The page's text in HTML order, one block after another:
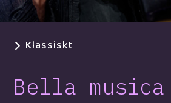
Klassiskt
Bella musica